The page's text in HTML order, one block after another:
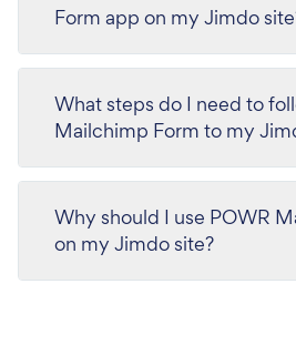
Form app on my Jimdo
What steps do I need to
Mailchimp Form to my
Why should I use POWR
on my Jimdo site?